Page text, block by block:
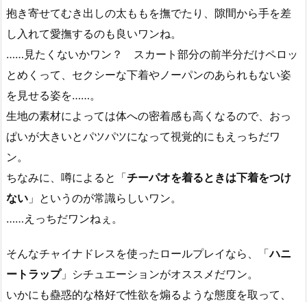
抱き寄せてむき出しの太ももを撫でたり、隙間から手を差
し入れて愛撫するのも良いワンね。
……見たくないかワン？ スカート部分の前半分だけペロッ
とめくって、セクシーな下着やノーパンのあられもない姿
を見せる姿を……。
生地の素材によっては体への密着感も高くなるので、おっ
ぱいが大きいとパツパツになって視覚的にもえっちだワ
ン。
ちなみに、噂によると「チーパオを着るときは下着をつけ
ない 」というのが常識らしいワン。
……えっちだワンねぇ。
そんなチャイナドレスを使ったロールプレイなら、「ハニ
ートラップ」シチュエーションがオススメだワン。
いかにも蠱惑的な格好で性欲を煽るような態度を取って、